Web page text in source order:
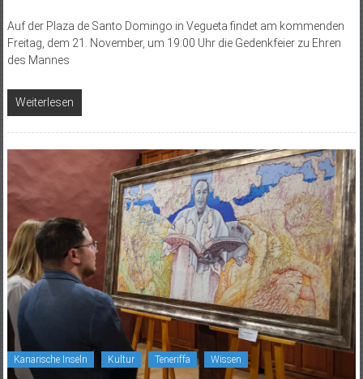
Auf der Plaza de Santo Domingo in Vegueta findet am kommenden
Freitag, dem 21. November, um 19:00 Uhr die Gedenkfeier zu Ehren
des Mannes
Weiterlesen
Kanarische Inseln Kultur Teneriffa Wissen